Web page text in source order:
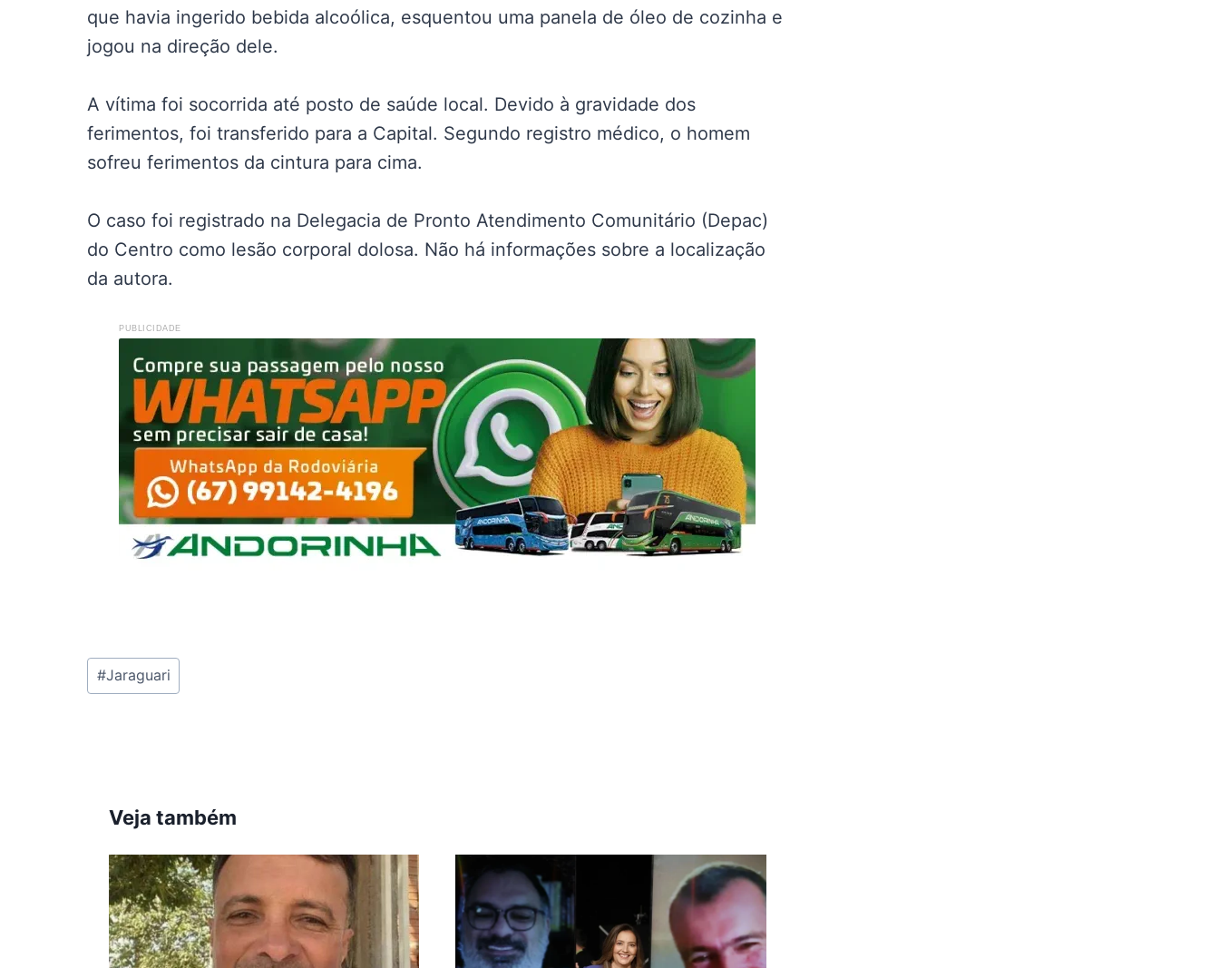
que havia ingerido bebida alcoólica, esquentou uma panela de óleo de cozinha e
jogou na direção dele.
A vítima foi socorrida até posto de saúde local. Devido à gravidade dos
ferimentos, foi transferido para a Capital. Segundo registro médico, o homem
sofreu ferimentos da cintura para cima.
O caso foi registrado na Delegacia de Pronto Atendimento Comunitário (Depac)
do Centro como lesão corporal dolosa. Não há informações sobre a localização
da autora.
PUBLICIDADE
Tags
do
#Jaraguari
Veja também